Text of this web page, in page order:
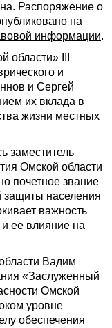
Распоряжение о
на
информации.
области» III
и
и Сергей
их вклада в
жизни местных
заместитель
Омской области
почетное звание
защиты населения
важность
ее влияние на
Вадим
«Заслуженный
Омской
уровне
обеспечения